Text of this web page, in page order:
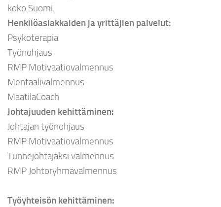
koko Suomi.
Henkilöasiakkaiden ja yrittäjien palvelut:
Psykoterapia
Työnohjaus
RMP Motivaatiovalmennus
Mentaalivalmennus
MaatilaCoach
Johtajuuden kehittäminen:
Johtajan työnohjaus
RMP Motivaatiovalmennus
Tunnejohtajaksi valmennus
RMP Johtoryhmävalmennus
Työyhteisön kehittäminen: